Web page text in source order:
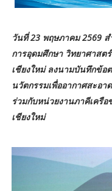
วันที่ 23 พฤษภาคม 2569
การอุดมศึกษา วิทยาศาสต
เชียงใหม่ ลงนามบันทึกข้อ
นวัตกรรมเพื่ออากาศสะอ
ร่วมกับหน่วยงานภาคีเครื
เชียงใหม่